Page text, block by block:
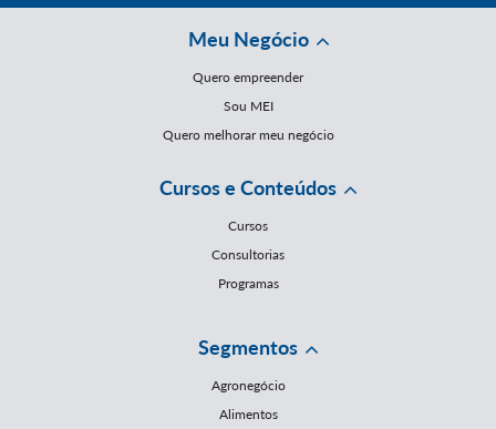
Meu Negócio
Quero empreender
Sou MEI
Quero melhorar meu negócio
Cursos e Conteúdos
Cursos
Consultorias
Programas
Segmentos
Agronegócio
Alimentos